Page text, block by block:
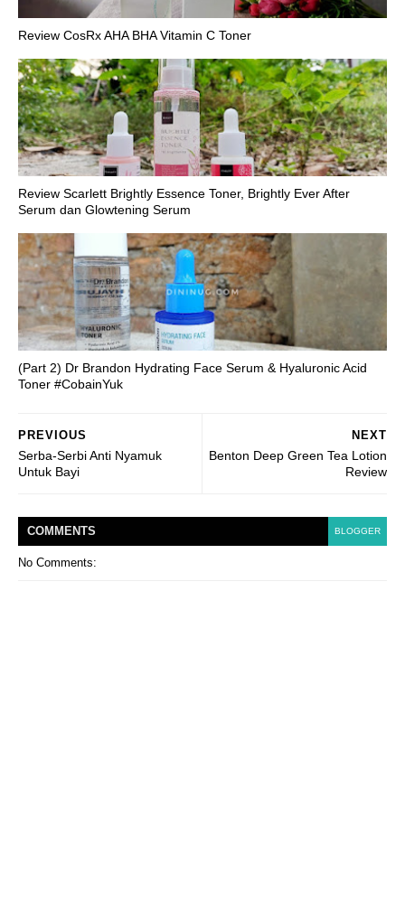
Review CosRx AHA BHA Vitamin C Toner
Review Scarlett Brightly Essence Toner, Brightly Ever After
Serum dan Glowtening Serum
(Part 2) Dr Brandon Hydrating Face Serum & Hyaluronic Acid
Toner #CobainYuk
NEXT
Benton Deep Green Tea Lotion
Review
PREVIOUS
Serba-Serbi Anti Nyamuk
Untuk Bayi
COMMENTS BLOGGER
No Comments: